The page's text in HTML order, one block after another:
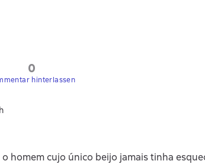
0
hinterlassen
homem cujo único beijo jamais tinha